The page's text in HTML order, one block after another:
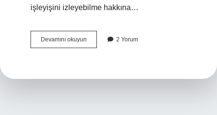
işleyişini izleyebilme hakkına…
Devamını okuyun Duruşmanın
kapalı
2 Yorum